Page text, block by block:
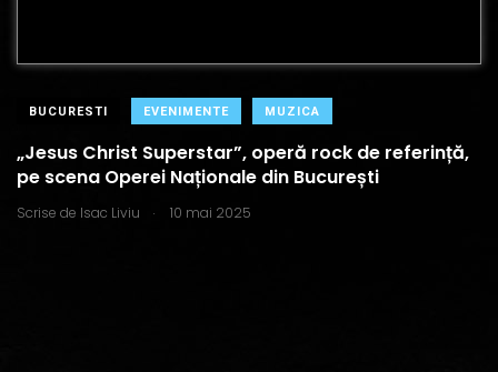
BUCURESTI EVENIMENTE MUZICA
„Jesus Christ Superstar”, operă rock de referință,
pe scena Operei Naționale din București
Scrise de Isac Liviu . 10 mai 2025